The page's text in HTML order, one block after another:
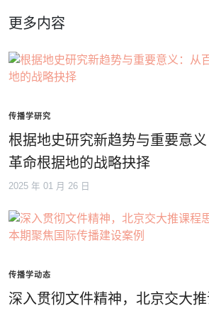
更多内容
传播学研究
根据地史研究新趋势与重要意
革命根据地的战略抉择
2025 年 01 月 26 日
传播学动态
深入贯彻文件精神，北京交大